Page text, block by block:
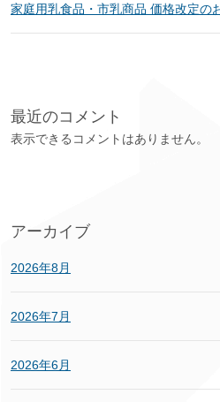
家庭用乳食品・市乳商品 価格改定の
最近のコメント
表示できるコメントはありません。
アーカイブ
2026年8月
2026年7月
2026年6月